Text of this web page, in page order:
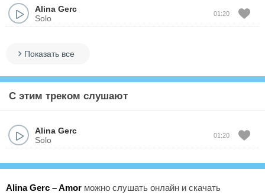
Alina Gerc
Solo
01:20
Показать все
С этим треком слушают
Alina Gerc
Solo
01:20
Alina Gerc – Amor можно слушать онлайн и скачать